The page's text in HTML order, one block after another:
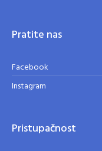
Pratite nas
Facebook
Instagram
Pristupačnost